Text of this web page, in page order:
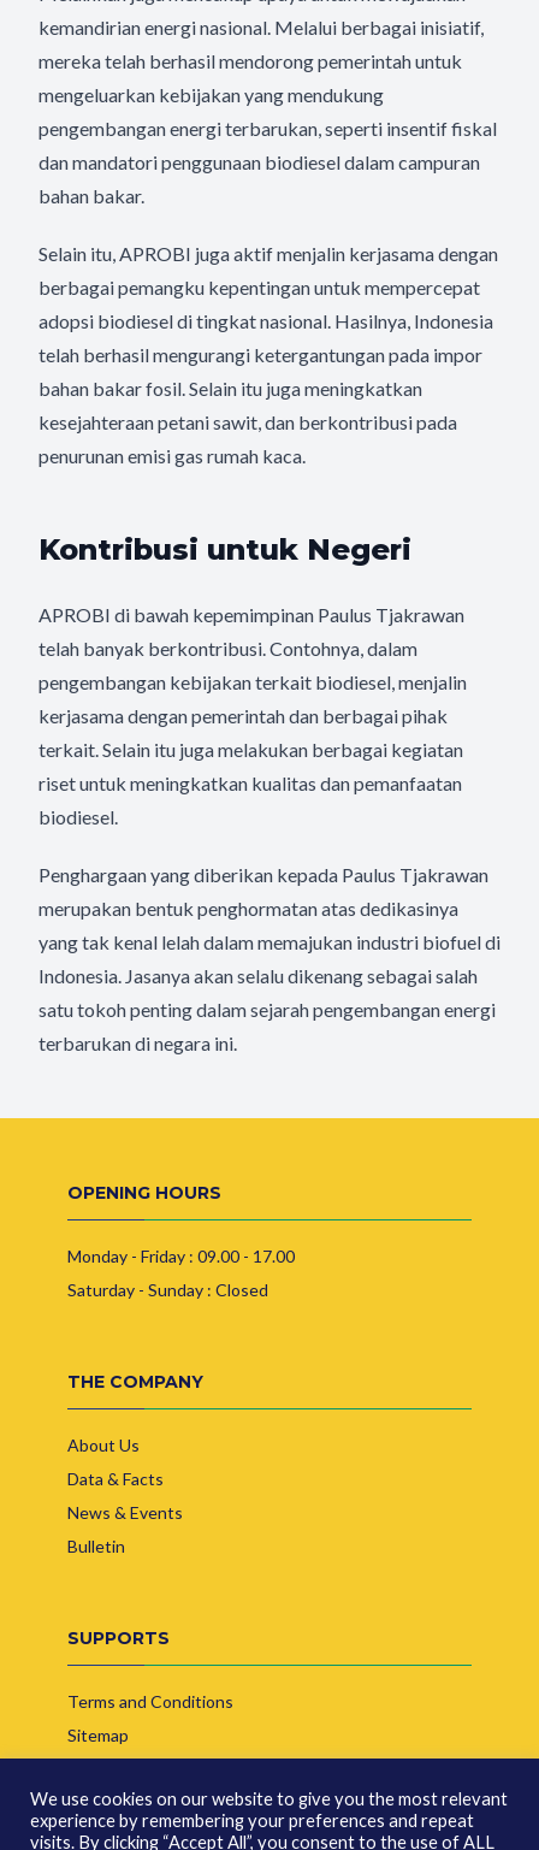
kemandirian energi nasional. Melalui berbagai inisiatif,
mereka telah berhasil mendorong pemerintah untuk
mengeluarkan kebijakan yang mendukung
pengembangan energi terbarukan, seperti insentif fiskal
dan mandatori penggunaan biodiesel dalam campuran
bahan bakar.
Selain itu, APROBI juga aktif menjalin kerjasama dengan
berbagai pemangku kepentingan untuk mempercepat
adopsi biodiesel di tingkat nasional. Hasilnya, Indonesia
telah berhasil mengurangi ketergantungan pada impor
bahan bakar fosil. Selain itu juga meningkatkan
kesejahteraan petani sawit, dan berkontribusi pada
penurunan emisi gas rumah kaca.
Kontribusi untuk Negeri
APROBI di bawah kepemimpinan Paulus Tjakrawan
telah banyak berkontribusi. Contohnya, dalam
pengembangan kebijakan terkait biodiesel, menjalin
kerjasama dengan pemerintah dan berbagai pihak
terkait. Selain itu juga melakukan berbagai kegiatan
riset untuk meningkatkan kualitas dan pemanfaatan
biodiesel.
Penghargaan yang diberikan kepada Paulus Tjakrawan
merupakan bentuk penghormatan atas dedikasinya
yang tak kenal lelah dalam memajukan industri biofuel di
Indonesia. Jasanya akan selalu dikenang sebagai salah
satu tokoh penting dalam sejarah pengembangan energi
terbarukan di negara ini.
OPENING HOURS
Monday - Friday : 09.00 - 17.00
Saturday - Sunday : Closed
THE COMPANY
About Us
Data & Facts
News & Events
Bulletin
SUPPORTS
Terms and Conditions
Sitemap
We use cookies on our website to give you the most relevant
experience by remembering your preferences and repeat
visits. By clicking “Accept All”, you consent to the use of ALL